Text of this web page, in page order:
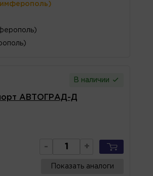
В наличии
АВТОГРАД-Д
- +
Показать аналоги